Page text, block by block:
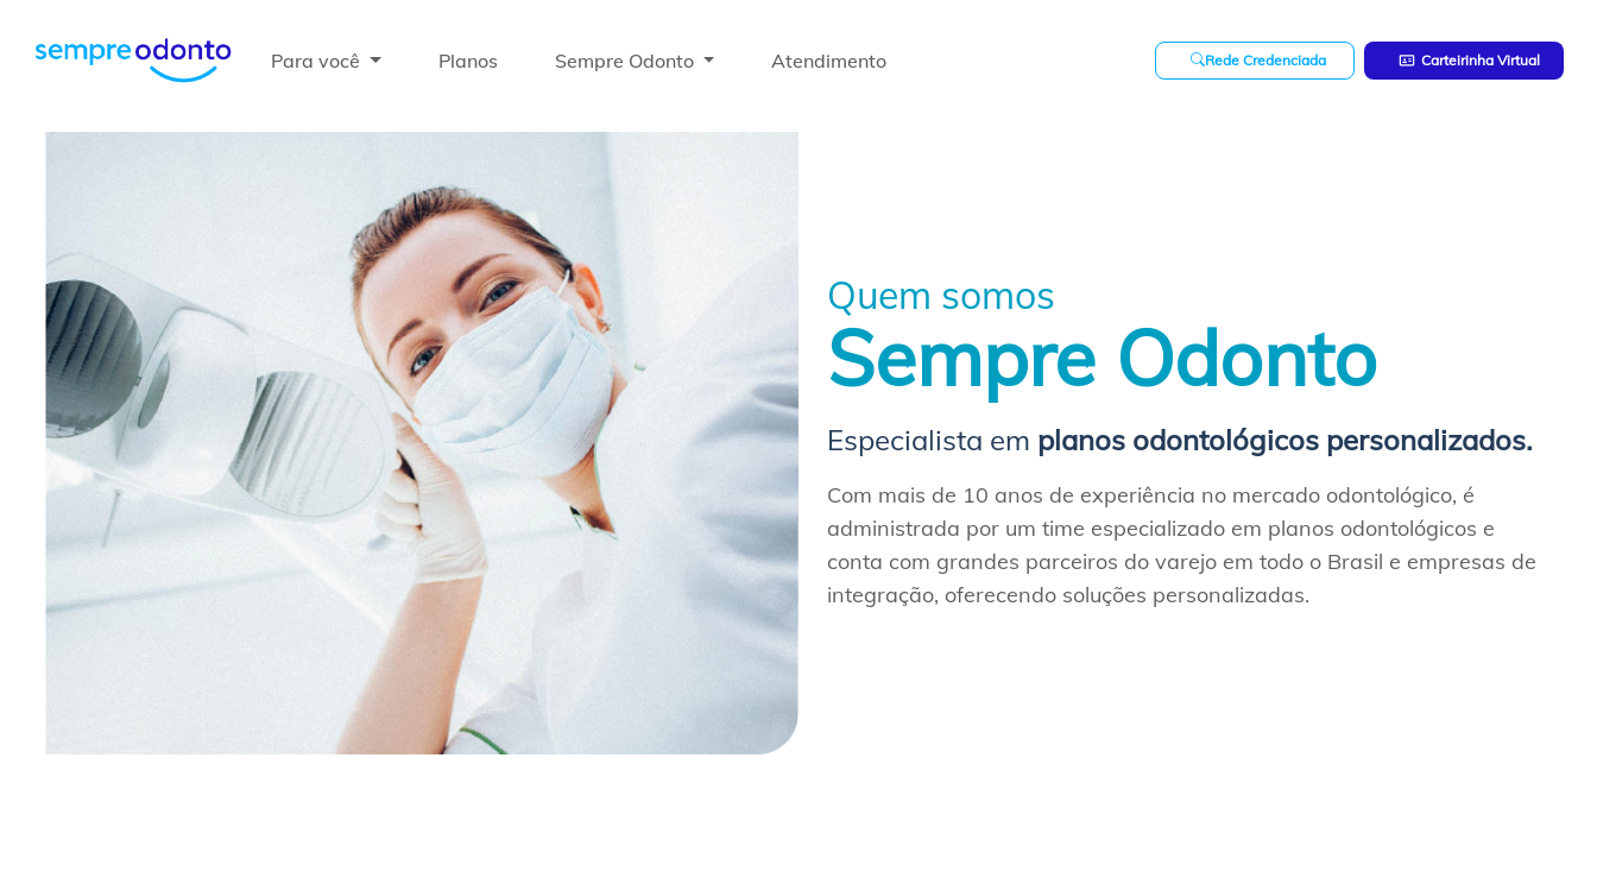
Para você Planos Sempre Odonto Atendimento Rede Credenciada Carteirinha Virtual
Quem somos
Sempre Odonto
Especialista em planos odontológicos personalizados.
Com mais de 10 anos de experiência no mercado odontológico, é
administrada por um time especializado em planos odontológicos e
conta com grandes parceiros do varejo em todo o Brasil e empresas de
integração, oferecendo soluções personalizadas.